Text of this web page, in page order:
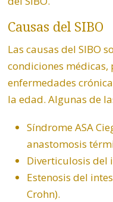
Causas del SIBO
Las causas del SIBO
condiciones
enfermedades
la edad. Algunas de
Síndrome ASA
anastomosis
Diverticulosis del
Estenosis del
Crohn).